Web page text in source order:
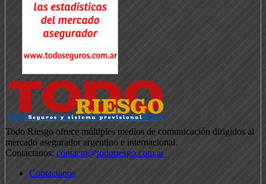
Todo Riesgo ofrece múltiples medios de comunicación dirigidos al
mercado asegurador argentino e internacional.
Contactanos: contacto@todoriesgo.com.ar
Contactanos